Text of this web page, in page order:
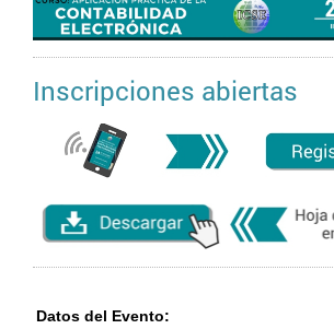
Inscripciones abiertas
Datos del Evento: